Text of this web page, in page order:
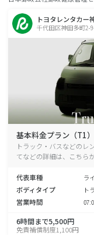
トヨタレンタカー
千代田区神田多町2-
基本料金プラン（T1）
トラック・バスなどのレ
てなどの詳細は、こちら
代表車種 ラ
ボディタイプ ト
営業時間
6時間まで5,500円
免責補償制度1,100円